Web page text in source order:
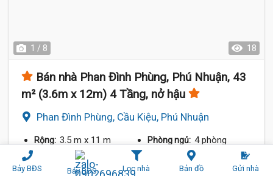
Bảy BĐS Bảy BĐS Lọc nhà Bản đồ Gửi nhà
1 / 8 18
Bán nhà Phan Đình Phùng, Phú Nhuận, 43
m² (3.6m x 12m) 4 Tầng, nở hậu
Phan Đình Phùng, Cầu Kiệu, Phú Nhuận
Rộng: 3.5 m x 11 m Phòng ngủ: 4 phòng
43 m² 4 tầng